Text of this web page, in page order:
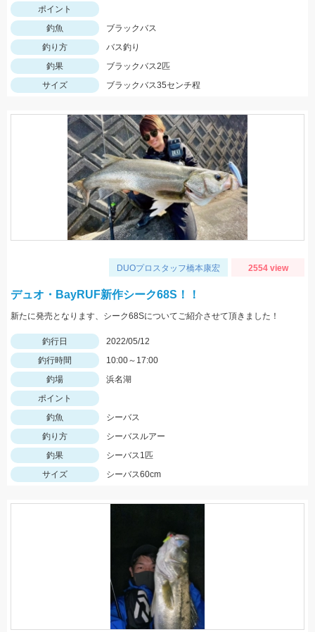
ポイント
釣魚
ブラックバス
釣り方
バス釣り
釣果
ブラックバス2匹
サイズ
ブラックバス35センチ程
DUOプロスタッフ橋本康宏 2554 view
デュオ・BayRUF新作シーク68S！！
新たに発売となります、シーク68Sについてご紹介させて頂きました！
釣行日
2022/05/12
釣行時間
10:00～17:00
釣場
浜名湖
ポイント
釣魚
シーバス
釣り方
シーバスルアー
釣果
シーバス1匹
サイズ
シーバス60cm